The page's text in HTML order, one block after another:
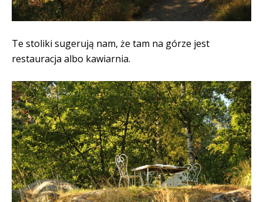
Te stoliki sugerują nam, że tam na górze jest
restauracja albo kawiarnia.